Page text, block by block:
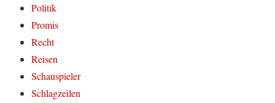
Politik
Promis
Recht
Reisen
Schauspieler
Schlagzeilen